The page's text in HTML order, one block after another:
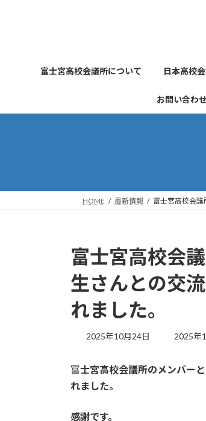
富士宮高校会議所について 日本高校
お問い合わ
HOME 最新情報 富士宮高校会議
富士宮高校会
生さんとの交
れました。
2025年10月24日
最
新
2025年
富士宮高校会議所のメンバー
れました。
感謝です。